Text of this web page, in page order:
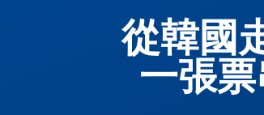
從韓國
一張